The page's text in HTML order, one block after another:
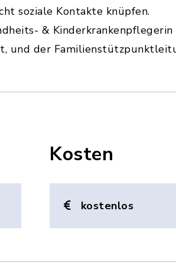
soziale Kontakte knüpfen.
&
und der
Kosten
kostenlos